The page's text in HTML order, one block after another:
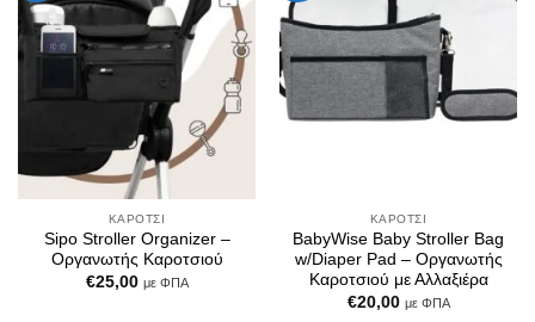
ΚΑΡΌΤΣΙ
Sipo Stroller Organizer –
Οργανωτής Καροτσιού
€25,00 με ΦΠΑ
ΚΑΡΌΤΣΙ
BabyWise Baby Stroller Bag
w/Diaper Pad – Οργανωτής
Καροτσιού με Αλλαξιέρα
€20,00 με ΦΠΑ